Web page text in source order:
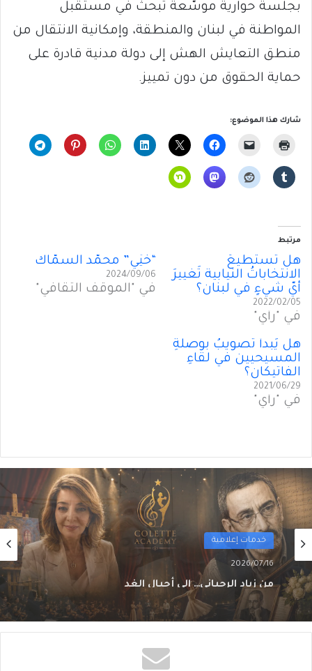
بجلسة حوارية موسّعة تبحث في مستقبل
المواطنة في لبنان والمنطقة، وإمكانية الانتقال من
منطق التعايش الهش إلى دولة مدنية قادرة على
حماية الحقوق من دون تمييز.
شارك هذا الموضوع:
مرتبط
هل تستطيعُ
الانتخاباتُ النيابية تَغييرَ
أيّ شيءٍ في لبنان؟
2022/02/05
في "رأي"
“خَيِّي” محمَّد السمَّاك
2024/09/06
في "الموقف الثقافي"
هل يَبدأُ تَصويبُ بوصلةِ
المسيحيين في لقاءِ
الفاتيكان؟
2021/06/29
في "رأي"
خدمات إعلامية
2026/07/14
التراث اللبناني إِلى “أَكاديمْيا”